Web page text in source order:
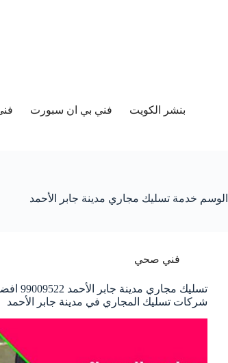
بنشر الكويت فني بي ان سبورت
الوسم خدمة تسليك مجاري مدينة جابر الأحمد
فني صحي
تسليك مجاري مدينة جابر
شركات تسليك المجاري في مدينة جابر الأحمد